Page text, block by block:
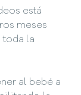
está
meses
toda la
al bebé a